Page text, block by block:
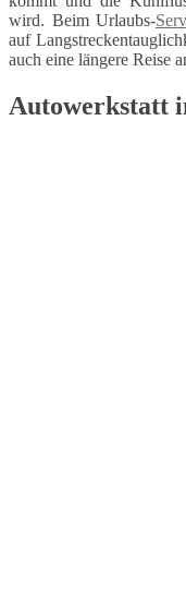
wird. Beim Urlaubs-
auf
auch eine längere Reise
Autowerkstatt